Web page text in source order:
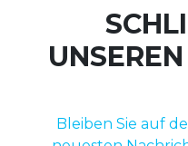
Bleiben Sie auf